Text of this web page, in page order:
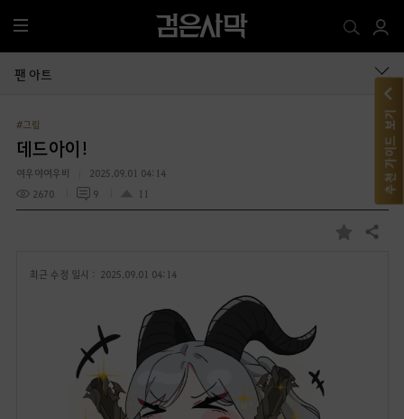
전
체
메
팬 아트
#그림
데드아이!
여우야여우비
2025.09.01 04:14
2670
9 11
즐
공유하기
최근 수정 일시 : 2025.09.01 04:14
추천 가이드 보기